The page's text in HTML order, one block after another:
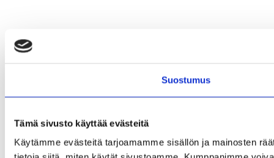
Suostumus
Tämä sivusto käyttää evästeitä
Käytämme evästeitä tarjoamamme sisällön ja mainosten